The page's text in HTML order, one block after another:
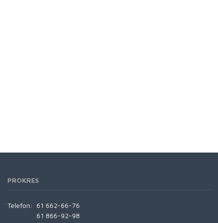
PROKRES
Telefon:
61 662-66-76
61 866-92-98